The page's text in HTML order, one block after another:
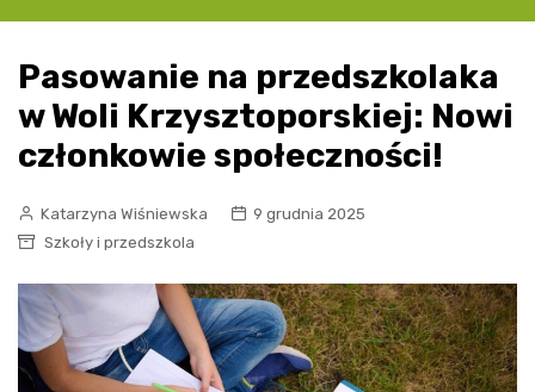
Pasowanie na przedszkolaka
w Woli Krzysztoporskiej: Nowi
członkowie społeczności!
Katarzyna Wiśniewska
9 grudnia 2025
Szkoły i przedszkola